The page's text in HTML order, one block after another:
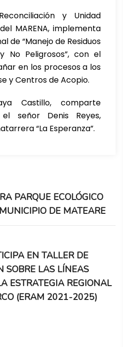
y Unidad
MARENA, implementa
de “Manejo de Residuos
No Peligrosos”, con el
en los procesos a los
y Centros de Acopio.
Castillo, comparte
señor Denis Reyes,
“La Esperanza”.
PARQUE ECOLÓGICO
DE MATEARE
EN TALLER DE
SOBRE LAS LÍNEAS
ESTRATEGIA REGIONAL
(ERAM 2021-2025)